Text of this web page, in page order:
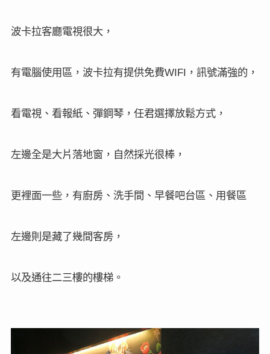
波卡拉客廳電視很大，
有電腦使用區，波卡拉有提供免費WIFI ，訊號滿強的，
看電視、看報紙、彈鋼琴，任君選擇放鬆方式，
左邊全是大片落地窗，自然採光很棒，
更裡面一些，有廚房、洗手間、早餐吧台區、用餐區
左邊則是藏了幾間客房，
以及通往二三樓的樓梯。